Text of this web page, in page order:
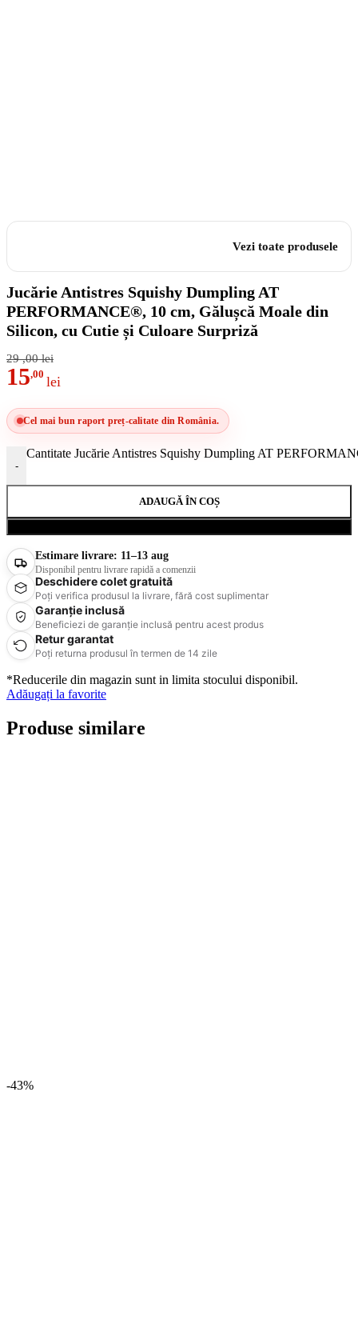
Vezi toate produsele
Jucărie Antistres Squishy Dumpling AT
PERFORMANCE®, 10 cm, Gălușcă Moale din
Silicon, cu Cutie și Culoare Surpriză
29 ,00 lei
15,00 lei
Cel mai bun raport preț-calitate din România.
-
Cantitate Jucărie Antistres Squishy Dumpling AT
ADAUGĂ ÎN COȘ
Estimare livrare: 11–13 aug
Disponibil pentru livrare rapidă a comenzii
Deschidere colet gratuită
Poți verifica produsul la livrare, fără cost suplimentar
Garanție inclusă
Beneficiezi de garanție inclusă pentru acest produs
Retur garantat
Poți returna produsul în termen de 14 zile
*Reducerile din magazin sunt in limita stocului disponibil.
Adăugați la favorite
Produse similare
-43%